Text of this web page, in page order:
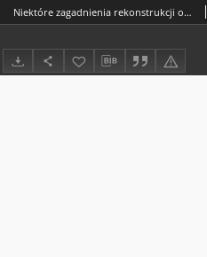
Niektóre zagadnienia rekonstrukcji organizacyjno-technicznej przemysłu owocowo-warzywnego Lubelszczyzny